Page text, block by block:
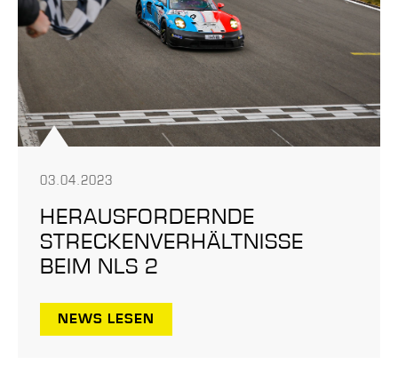
03.04.2023
HERAUSFORDERNDE
STRECKENVERHÄLTNISSE
BEIM NLS 2
NEWS LESEN